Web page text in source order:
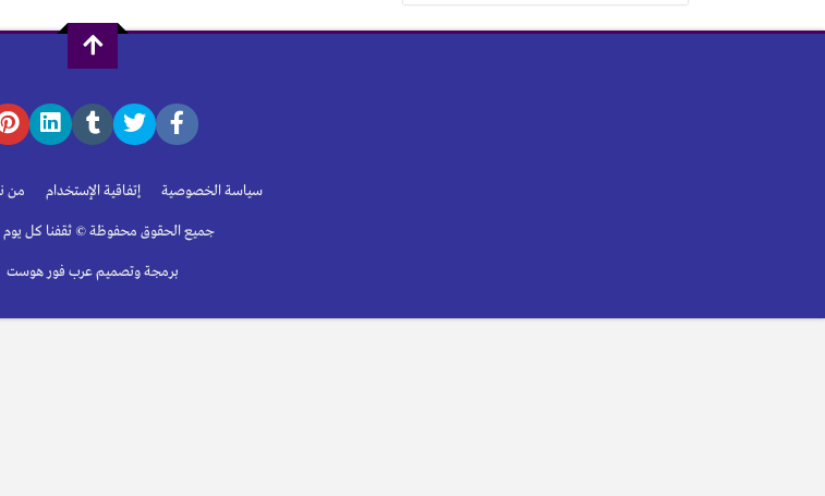
سياسة الخصوصية إتفاقية الإستخدام من
جميع الحقوق محفوظة © ثقفنا كل يوم 2026
برمجة وتصميم عرب فور هوست